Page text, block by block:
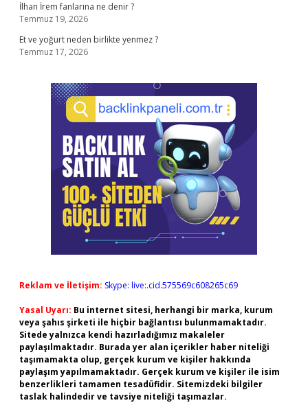
İlhan İrem fanlarına ne denir ?
Temmuz 19, 2026
Et ve yoğurt neden birlikte yenmez ?
Temmuz 17, 2026
Reklam ve İletişim: Skype: live:.cid.575569c608265c69
Yasal Uyarı: Bu internet sitesi, herhangi bir marka, kurum
veya şahıs şirketi ile hiçbir bağlantısı bulunmamaktadır.
Sitede yalnızca kendi hazırladığımız makaleler
paylaşılmaktadır. Burada yer alan içerikler haber niteliği
taşımamakta olup, gerçek kurum ve kişiler hakkında
paylaşım yapılmamaktadır. Gerçek kurum ve kişiler ile isim
benzerlikleri tamamen tesadüfidir. Sitemizdeki bilgiler
taslak halindedir ve tavsiye niteliği taşımazlar.